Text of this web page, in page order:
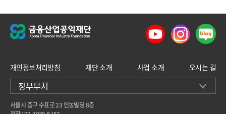
개인정보처리방침 재단 소개 사업 소개 오시는 길
정부부처
서울시 중구 수표로 23 인농빌딩 8층